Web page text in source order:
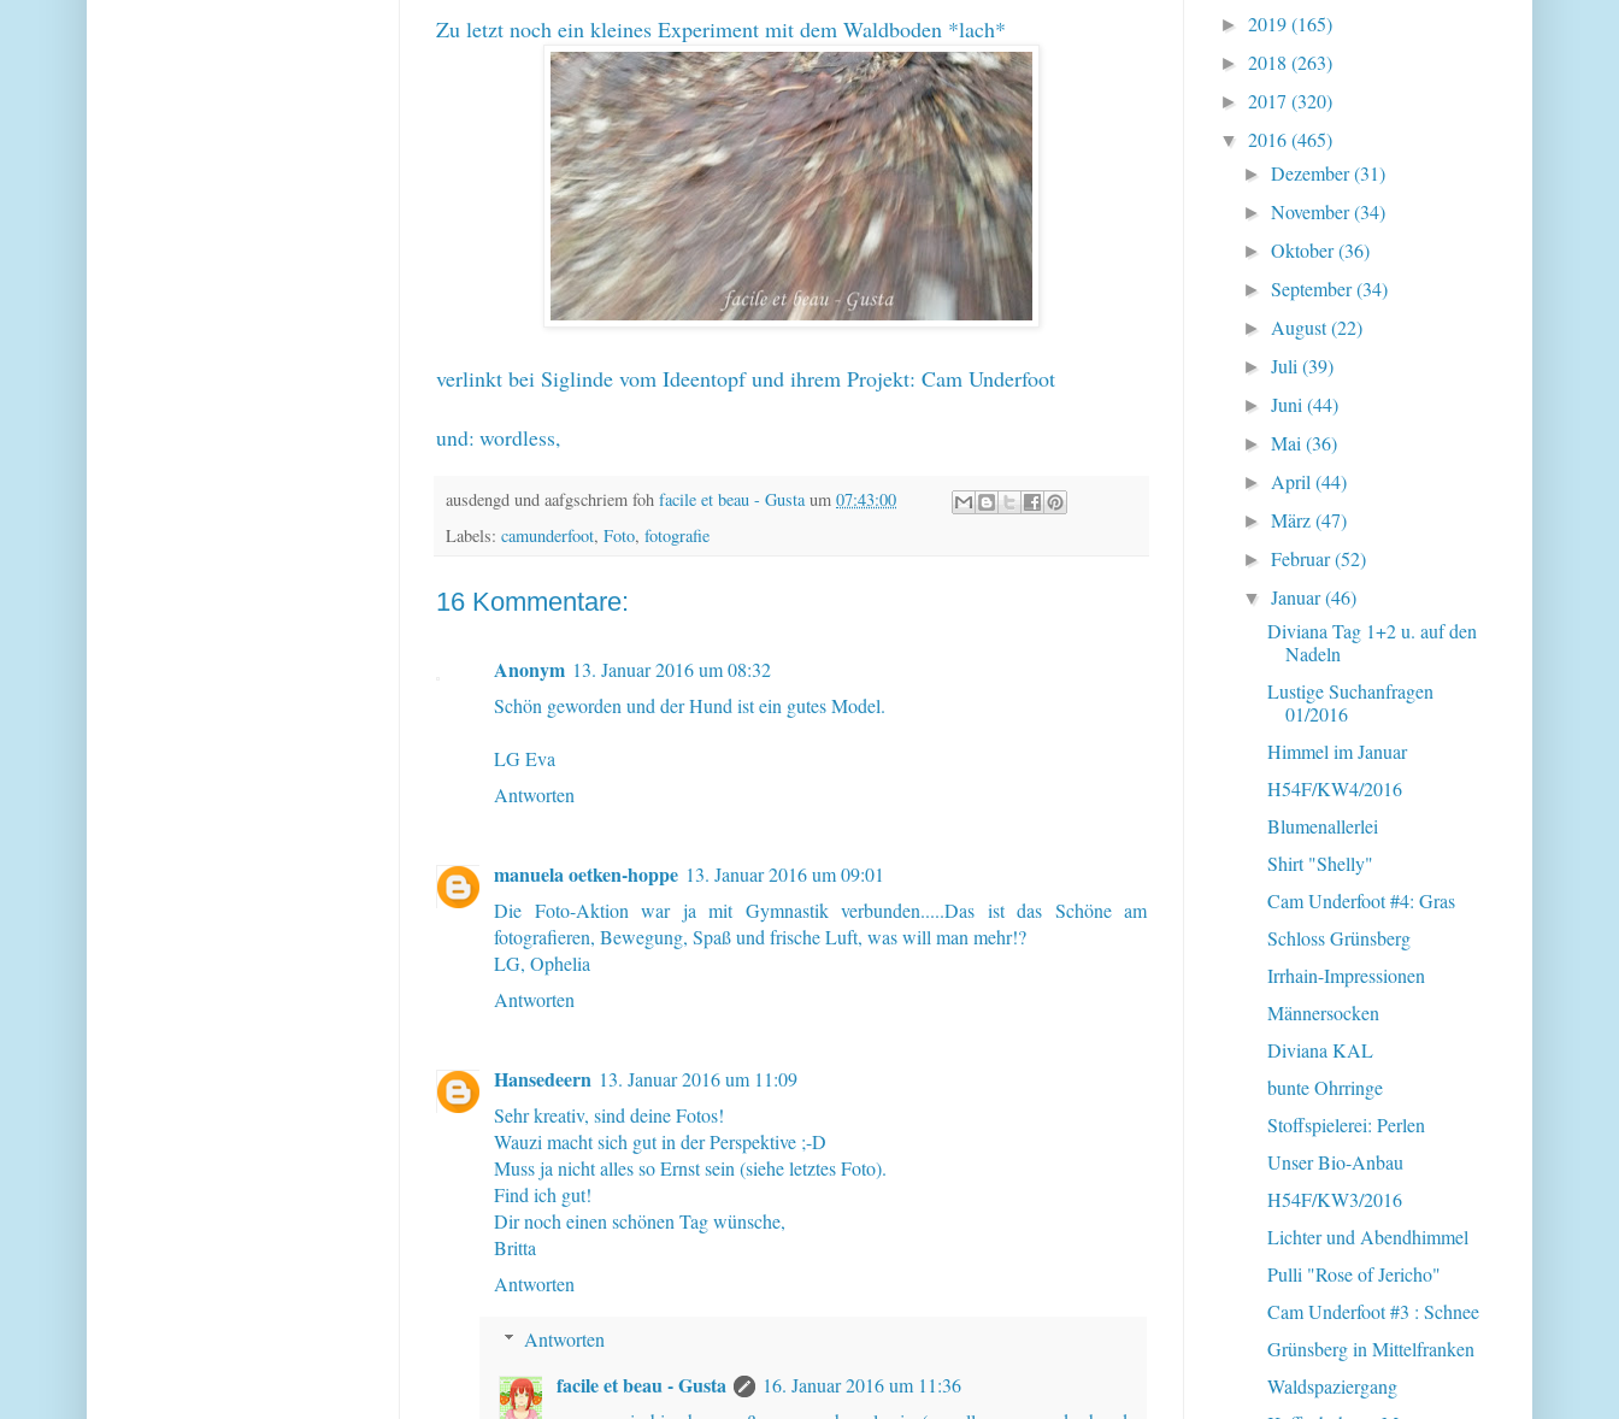
Zu letzt noch ein kleines Experiment mit dem Waldboden *lach*
verlinkt bei Siglinde vom Ideentopf und ihrem Projekt: Cam Underfoot
und: wordless,
ausdengd und aafgschriem foh facile et beau - Gusta um 07:43:00
Labels: camunderfoot, Foto, fotografie
16 Kommentare:
Anonym 13. Januar 2016 um 08:32
Schön geworden und der Hund ist ein gutes Model.
LG Eva
Antworten
manuela oetken-hoppe 13. Januar 2016 um 09:01
Die Foto-Aktion war ja mit Gymnastik verbunden.....Das ist das Schöne am
fotografieren, Bewegung, Spaß und frische Luft, was will man mehr!?
LG, Ophelia
Antworten
Hansedeern 13. Januar 2016 um 11:09
Sehr kreativ, sind deine Fotos!
Wauzi macht sich gut in der Perspektive ;-D
Muss ja nicht alles so Ernst sein (siehe letztes Foto).
Find ich gut!
Dir noch einen schönen Tag wünsche,
Britta
Antworten
Antworten
facile et beau - Gusta
16. Januar 2016 um 11:36
► 2019(165)
► 2018 (263)
► 2017 (320)
▼ 2016(465)
►Dezember(31)
►November(34)
►Oktober(36)
►September(34)
► August(22)
►Juli(39)
►Juni(44)
►Mai(36)
► April(44)
►März(47)
►Februar(52)
▼Januar(46)
Diviana Tag 1+2 u. auf den
Nadeln
Lustige Suchanfragen
01/2016
Himmel im Januar
H54F/KW4/2016
Blumenallerlei
Shirt "Shelly"
Cam Underfoot #4: Gras
Schloss Grünsberg
Irrhain-Impressionen
Männersocken
Diviana KAL
bunte Ohrringe
Stoffspielerei: Perlen
Unser Bio-Anbau
H54F/KW3/2016
Lichter und Abendhimmel
Pulli "Rose of Jericho"
Cam Underfoot #3 : Schnee
Grünsberg in Mittelfranken
Waldspaziergang